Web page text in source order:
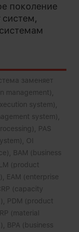
поколение
систем,
заменяет
management),
system),
system),
PAS
OI
BAM (business
(product
EAM (enterprise
(capacity
PDM (product
(material
BPA (business